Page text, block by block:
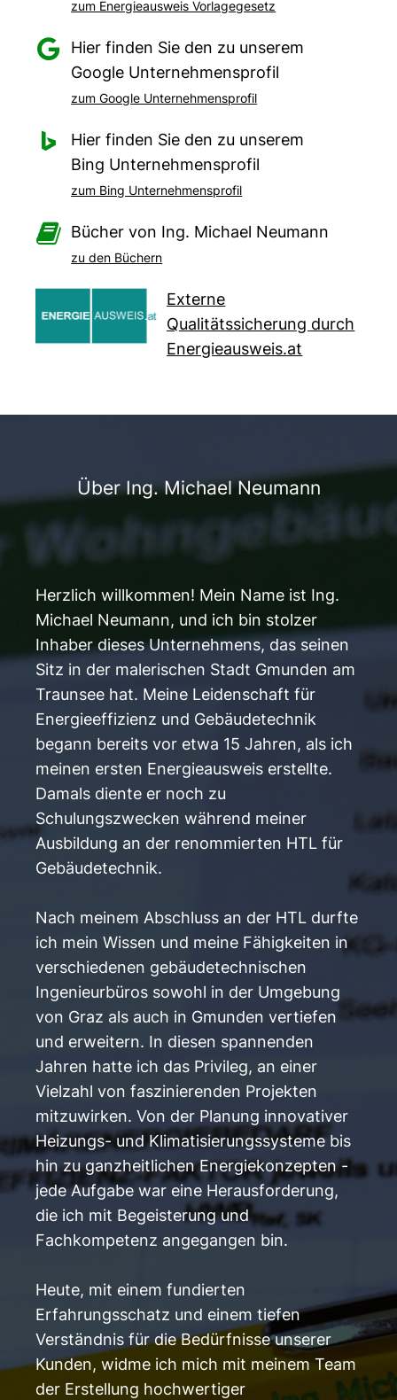
zum Energieausweis Vorlagegesetz

Hier finden Sie den zu unserem
Google Unternehmensprofil
zum Google Unternehmensprofil

Hier finden Sie den zu unserem
Bing Unternehmensprofil
zum Bing Unternehmensprofil
 Bücher von Ing. Michael Neumann
zu den Büchern
Externe
Qualitätssicherung durch
Energieausweis.at
Über Ing. Michael Neumann
Herzlich willkommen! Mein Name ist Ing.
Michael Neumann, und ich bin stolzer
Inhaber dieses Unternehmens, das seinen
Sitz in der malerischen Stadt Gmunden am
Traunsee hat. Meine Leidenschaft für
Energieeffizienz und Gebäudetechnik
begann bereits vor etwa 15 Jahren, als ich
meinen ersten Energieausweis erstellte.
Damals diente er noch zu
Schulungszwecken während meiner
Ausbildung an der renommierten HTL für
Gebäudetechnik.
Nach meinem Abschluss an der HTL durfte
ich mein Wissen und meine Fähigkeiten in
verschiedenen gebäudetechnischen
Ingenieurbüros sowohl in der Umgebung
von Graz als auch in Gmunden vertiefen
und erweitern. In diesen spannenden
Jahren hatte ich das Privileg, an einer
Vielzahl von faszinierenden Projekten
mitzuwirken. Von der Planung innovativer
Heizungs- und Klimatisierungssysteme bis
hin zu ganzheitlichen Energiekonzepten -
jede Aufgabe war eine Herausforderung,
die ich mit Begeisterung und
Fachkompetenz angegangen bin.
Heute, mit einem fundierten
Erfahrungsschatz und einem tiefen
Verständnis für die Bedürfnisse unserer
Kunden, widme ich mich mit meinem Team
der Erstellung hochwertiger